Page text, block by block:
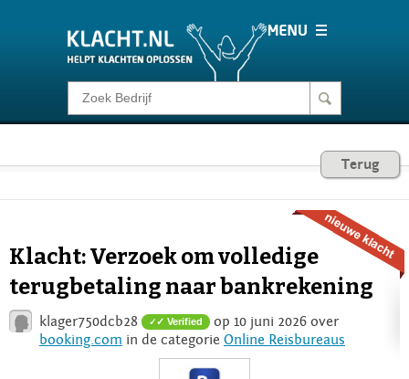
Klacht melden
Consumentenrecht
Voor Bedrijven
Login
Terug
Klacht: Verzoek om volledige
terugbetaling naar bankrekening
klager750dcb28 ✓ Verified
op 10 juni 2026 over
booking.com in de categorie Online Reisbureaus